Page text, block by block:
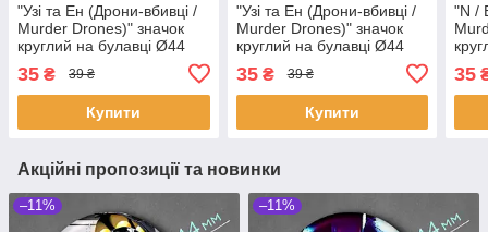
"Узі та Ен (Дрони-вбивці /
Murder Drones)" значок
круглий на булавці Ø44
35 ₴ 39 ₴
Купити
"Узі та Ен (Дрони-вбивці /
Murder Drones)" значок
круглий на булавці Ø44
35₴ 39 ₴
Купити
"N /
35
Акційні пропозиції та новинки
–11% –11%